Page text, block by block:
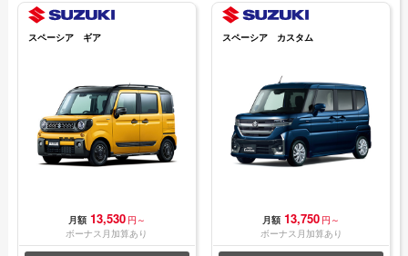
スペーシア ギア
月額 13,530 円～
ボーナス月加算あり
スペーシア カスタム
月額 13,750 円～
ボーナス月加算あり